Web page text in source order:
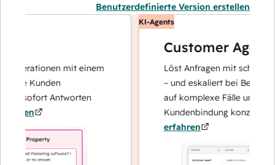
Benutzerdefinierte Version erstellen
mit einem
Kunden
sofort Antworten
KI-Agents
Customer Agent
Löst Anfragen mit schnellen,
– und eskaliert bei Bedarf,
auf komplexe Fälle und den
Kundenbindung konzentrieren
erfahren